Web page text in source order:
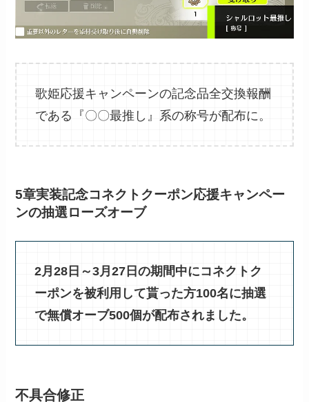
歌姫応援キャンペーンの記念品全交換報酬
である『〇〇最推し』系の称号が配布に。
5章実装記念コネクトクーポン応援キャンペー
ンの抽選ローズオーブ
2月28日～3月27日の期間中にコネクトク
ーポンを被利用して貰った方100名に抽選
で無償オーブ500個が配布されました。
不具合修正